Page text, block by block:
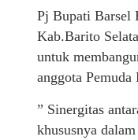
Pj Bupati Barsel
Kab.Barito
untuk
anggota Pemuda
” Sinergitas
khususnya